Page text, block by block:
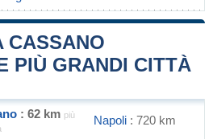
CASSANO
PIÙ GRANDI CITTÀ
: 62 km più
Napoli : 720 km